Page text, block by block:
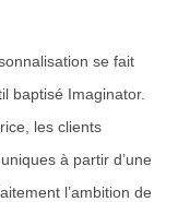
se fait
baptisé Imaginator.
les clients
à partir d’une
l’ambition de